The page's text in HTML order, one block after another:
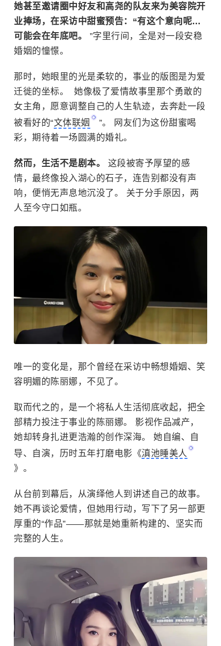
她甚至邀请圈中好友和高尧的队友来为美容院开
业捧场，在采访中甜蜜预告：“有这个意向呢…
可能会在年底吧。 ”字里行间，全是对一段安稳
婚姻的憧憬。
那时，她眼里的光是柔软的，事业的版图是为爱
迁徙的坐标。 ​ 她像极了爱情故事里那个勇敢的
女主角，愿意调整自己的人生轨迹，去奔赴一段
被看好的“文体联姻
”。 网友们为这份甜蜜喝
彩，期待着一场圆满的婚礼。
然而，生活不是剧本。 这段被寄予厚望的感
情，最终像投入湖心的石子，连告别都没有声
响，便悄无声息地沉没了。 关于分手原因，两
人至今守口如瓶。
唯一的变化是，那个曾经在采访中畅想婚姻、笑
容明媚的陈丽娜，不见了。
取而代之的，是一个将私人生活彻底收起，把全
部精力投注于事业的陈丽娜。 影视作品减产，
她却转身扎进更浩瀚的创作深海。 她自编、自
导、自演，历时五年打磨电影《滇池睡美人
》。
从台前到幕后，从演绎他人到讲述自己的故事。
她不再谈论爱情，但她用行动，写下了另一部更
厚重的“作品”——那就是她重新构建的、坚实而
完整的人生。